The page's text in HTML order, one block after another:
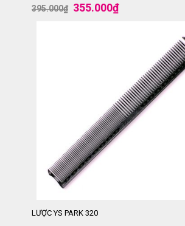
395.000₫ 355.000₫
LƯỢC YS PARK 320